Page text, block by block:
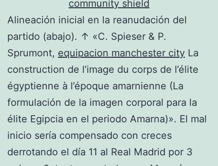
Alineación inicial en la reanudación del
partido (abajo). ↑ «C. Spieser & P.
Sprumont, equipacion manchester city La
construction de l’image du corps de l’élite
égyptienne à l’époque amarnienne (La
formulación de la imagen corporal para la
élite Egipcia en el periodo Amarna)». El mal
inicio sería compensado con creces
derrotando el día 11 al Real Madrid por 3